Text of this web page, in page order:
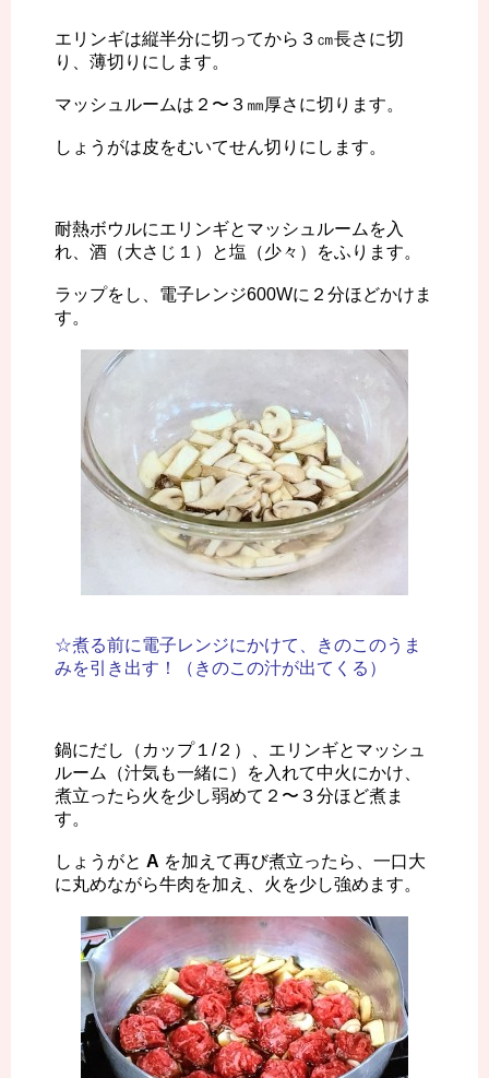
エリンギは縦半分に切ってから３㎝長さに切
り、薄切りにします。
マッシュルームは２〜３㎜厚さに切ります。
しょうがは皮をむいてせん切りにします。
耐熱ボウルにエリンギとマッシュルームを入
れ、酒（大さじ１）と塩（少々）をふります。
ラップをし、電子レンジ600Wに２分ほどかけま
す。
☆煮る前に電子レンジにかけて、きのこのうま
みを引き出す！（きのこの汁が出てくる）
鍋にだし（カップ１/２）、エリンギとマッシュ
ルーム（汁気も一緒に）を入れて中火にかけ、
煮立ったら火を少し弱めて２〜３分ほど煮ま
す。
しょうがと A を加えて再び煮立ったら、一口大
に丸めながら牛肉を加え、火を少し強めます。